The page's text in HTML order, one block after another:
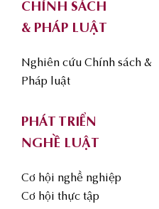
CHÍNH SÁCH
& PHÁP LUẬT
Nghiên cứu Chính sách &
Pháp luật
PHÁT TRIỂN
NGHỀ LUẬT
Cơ hội nghề nghiệp
Cơ hội thực tập